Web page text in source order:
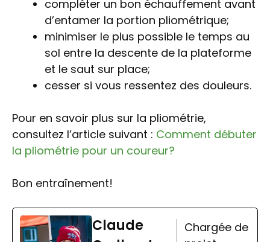
compléter un bon échauffement avant
d’entamer la portion pliométrique;
minimiser le plus possible le temps au
sol entre la descente de la plateforme
et le saut sur place;
cesser si vous ressentez des douleurs.
Pour en savoir plus sur la pliométrie,
consultez l’article suivant : Comment débuter
la pliométrie pour un coureur?
Bon entraînement!
Claude
Chargée de